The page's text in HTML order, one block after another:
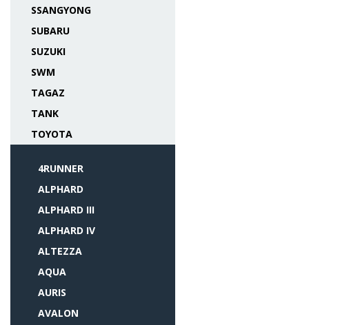
SSANGYONG
SUBARU
SUZUKI
SWM
TAGAZ
TANK
TOYOTA
4RUNNER
ALPHARD
ALPHARD III
ALPHARD IV
ALTEZZA
AQUA
AURIS
AVALON